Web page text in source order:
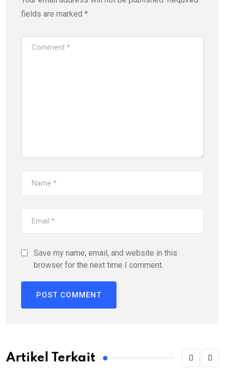
fields are marked *
Save my name, email, and website in this
browser for the next time I comment.
Artikel Terkait